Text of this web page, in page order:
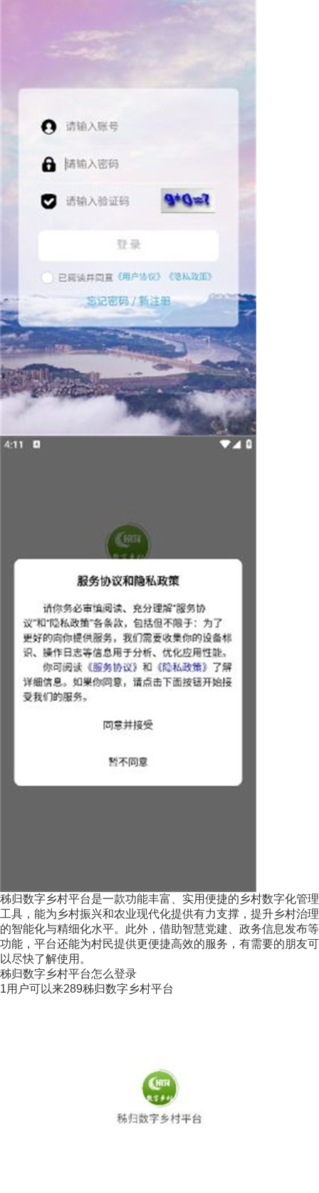
秭归数字乡村平台是一款功能丰富、实用便捷的乡村数字化管理
工具，能为乡村振兴和农业现代化提供有力支撑，提升乡村治理
的智能化与精细化水平。此外，借助智慧党建、政务信息发布等
功能，平台还能为村民提供更便捷高效的服务，有需要的朋友可
以尽快了解使用。
秭归数字乡村平台怎么登录
1用户可以来289秭归数字乡村平台